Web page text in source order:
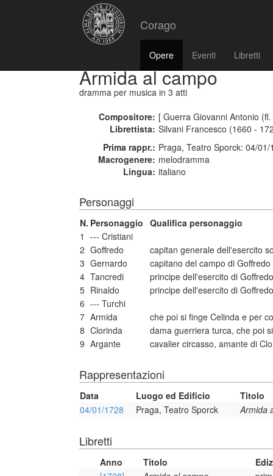
Corago
Opere Eventi Libretti
Armida al campo
dramma per musica in 3 atti
Compositore: [ Guerra Giovanni Antonio
Librettista: Silvani Francesco (1660 -
Prima rappr.: Praga, Teatro Sporck: 04/01/
Macrogenere: melodramma
Lingua: italiano
Personaggi
N. Personaggio Qualifica personaggio
1 --- Cristiani
2 Goffredo
capitan generale dell'esercito
3 Gernardo
capitano del campo di Goffredo
4 Tancredi
principe dell'esercito di
5 Rinaldo
principe dell'esercito di Goffredo
6 --- Turchi
7 Armida
che poi si finge Celinda e per
8 Clorinda
dama guerriera turca, che poi
9 Argante cavalier circasso, amante di
Rappresentazioni
Data Luogo ed Edificio
Titolo
04/01/1728
Praga, Teatro Sporck Armida
Libretti
Anno Titolo